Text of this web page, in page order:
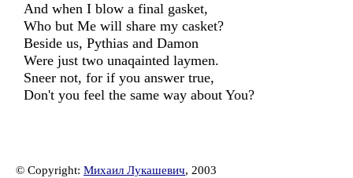
And when I blow a final gasket,
Who but Me will share my casket?
Beside us, Pythias and Damon
Were just two unaqainted laymen.
Sneer not, for if you answer true,
Don't you feel the same way about You?
© Copyright: Михаил Лукашевич, 2003